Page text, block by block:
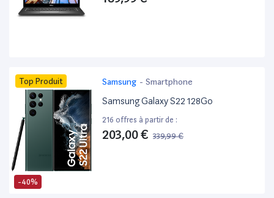
-40%
Top Produit Samsung - Smartphone
Samsung Galaxy S22 128Go
216 offres à partir de :
203,00 € 339,99 €